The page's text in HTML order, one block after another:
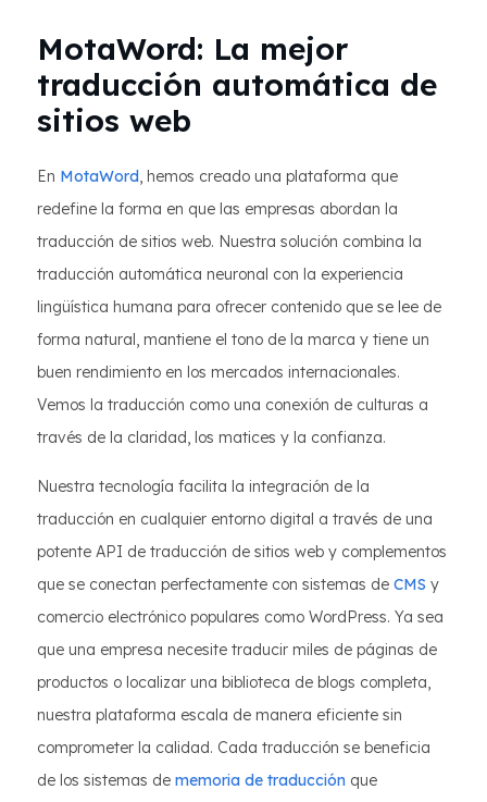
MotaWord: La mejor
traducción automática de
sitios web
En MotaWord, hemos creado una plataforma que
redefine la forma en que las empresas abordan la
traducción de sitios web. Nuestra solución combina la
traducción automática neuronal con la experiencia
lingüística humana para ofrecer contenido que se lee de
forma natural, mantiene el tono de la marca y tiene un
buen rendimiento en los mercados internacionales.
Vemos la traducción como una conexión de culturas a
través de la claridad, los matices y la confianza.
Nuestra tecnología facilita la integración de la
traducción en cualquier entorno digital a través de una
potente API de traducción de sitios web y complementos
que se conectan perfectamente con sistemas de CMS y
comercio electrónico populares como WordPress. Ya sea
que una empresa necesite traducir miles de páginas de
productos o localizar una biblioteca de blogs completa,
nuestra plataforma escala de manera eficiente sin
comprometer la calidad. Cada traducción se beneficia
de los sistemas de memoria de traducción que